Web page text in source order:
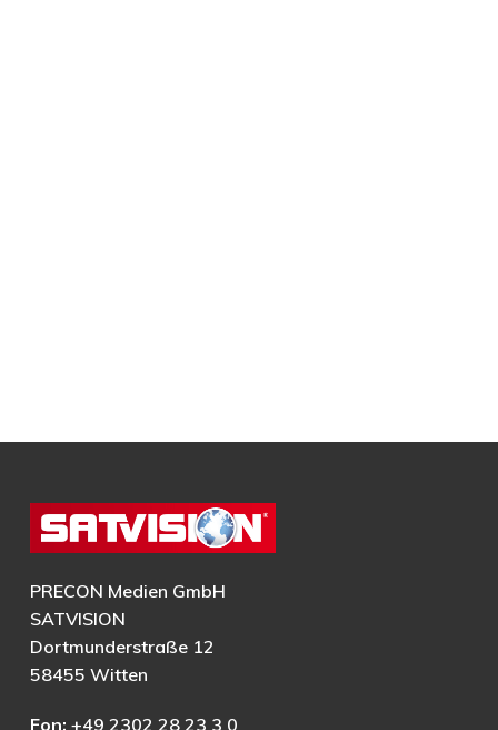
PRECON Medien GmbH
SATVISION
Dortmunderstraße 12
58455 Witten
Fon: +49 2302 28 23 3 0